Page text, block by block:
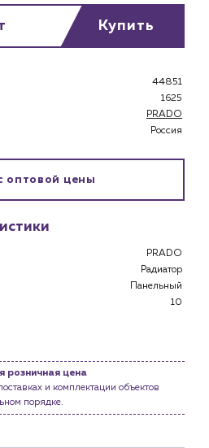
инженерных систем
Купить
44851
1625
PRADO
Россия
оптовой цены
PRADO
Радиатор
Панельный
10
розничная цена
и комплектации объектов
порядке.